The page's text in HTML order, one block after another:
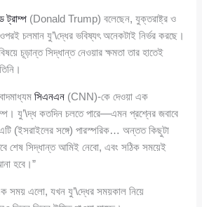
ট্রাম্প (Donald Trump) বলেছেন, যুক্তরাষ্ট্র ও
চলমান যু’\দ্ধের ভবিষ্যৎ অনেকটাই নির্ভর করছে।
চূড়ান্ত সিদ্ধান্ত নেওয়ার ক্ষমতা তার হাতেই
সিএনএন (CNN)-কে দেওয়া এক
যু’\দ্ধ কতদিন চলতে পারে—এমন প্রশ্নের জবাবে
(ইসরাইলের সঙ্গে) পারস্পরিক… অন্তত কিছুটা
শেষ সিদ্ধান্ত আমিই নেবো, এবং সঠিক সময়েই
হবে।”
সময় এলো, যখন যু’\দ্ধের সময়কাল নিয়ে